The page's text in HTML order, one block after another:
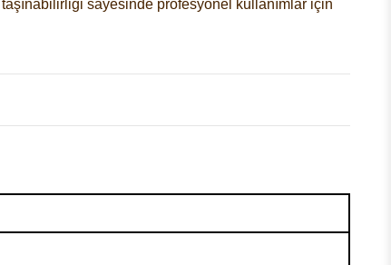
sayesinde profesyonel kullanımlar için